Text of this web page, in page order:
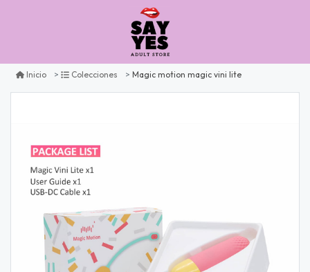
Inicio Colecciones Magic motion magic vini lite